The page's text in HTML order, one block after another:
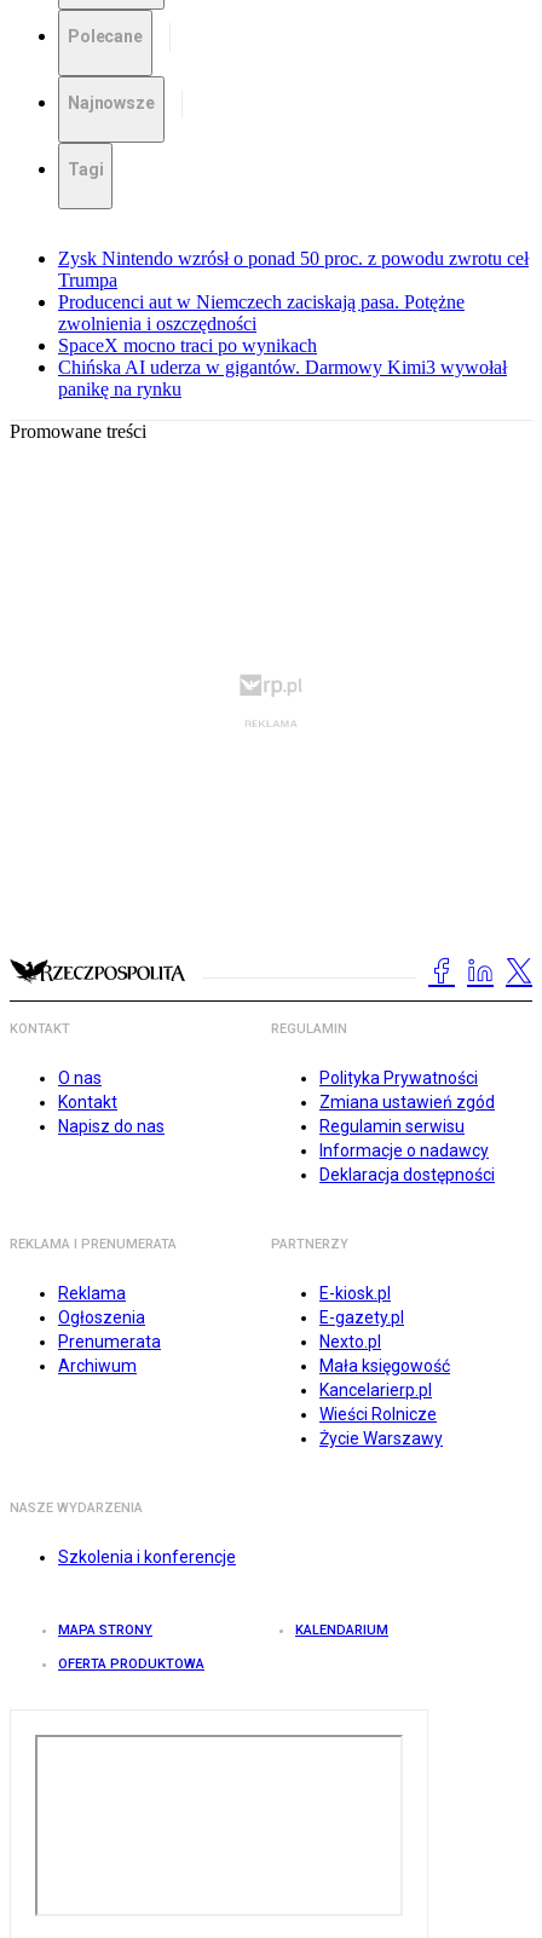
Polecane
Najnowsze
Tagi
Zysk Nintendo wzrósł o ponad 50 proc. z powodu zwrotu ceł
Trumpa
Producenci aut w Niemczech zaciskają pasa. Potężne
zwolnienia i oszczędności
SpaceX mocno traci po wynikach
Chińska AI uderza w gigantów. Darmowy Kimi3 wywołał
panikę na rynku
Promowane treści
KONTAKT
O nas
Kontakt
Napisz do nas
REGULAMIN
Polityka Prywatności
Zmiana ustawień zgód
Regulamin serwisu
Informacje o nadawcy
Deklaracja dostępności
REKLAMA I PRENUMERATA
Reklama
Ogłoszenia
Prenumerata
Archiwum
PARTNERZY
E-kiosk.pl
E-gazety.pl
Nexto.pl
Mała księgowość
Kancelarierp.pl
Wieści Rolnicze
Życie Warszawy
NASZE WYDARZENIA
Szkolenia i konferencje
MAPA STRONY KALENDARIUM
OFERTA PRODUKTOWA